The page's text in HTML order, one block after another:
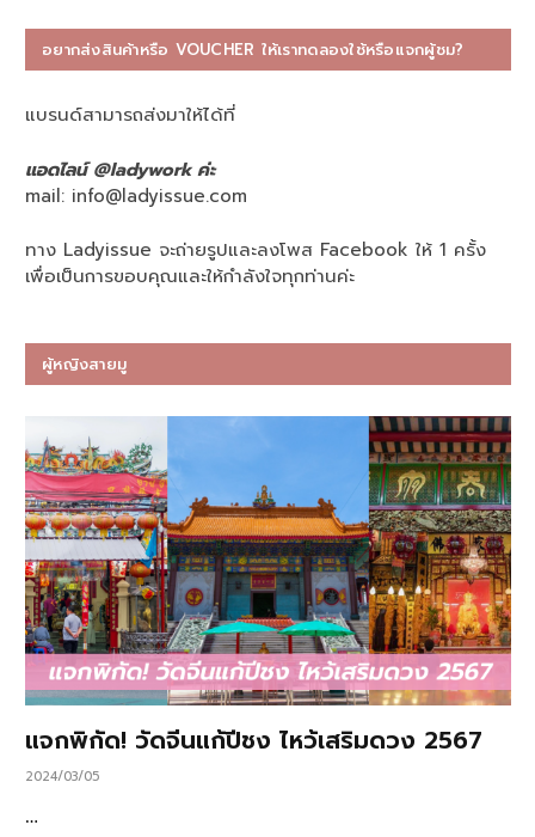
อยากส่งสินค้าหรือ VOUCHER ให้เราทดลองใช้หรือแจกผู้ชม?
แบรนด์สามารถส่งมาให้ได้ที่
แอดไลน์ @ladywork ค่ะ
mail: info@ladyissue.com
ทาง Ladyissue จะถ่ายรูปและลงโพส Facebook ให้ 1 ครั้ง
เพื่อเป็นการขอบคุณและให้กำลังใจทุกท่านค่ะ
ผู้หญิงสายมู
แจกพิกัด! วัดจีนแก้ปีชง ไหว้เสริมดวง 2567
2024/03/05
…